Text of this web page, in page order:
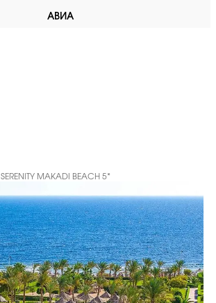
АВИА
SERENITY MAKADI BEACH 5*